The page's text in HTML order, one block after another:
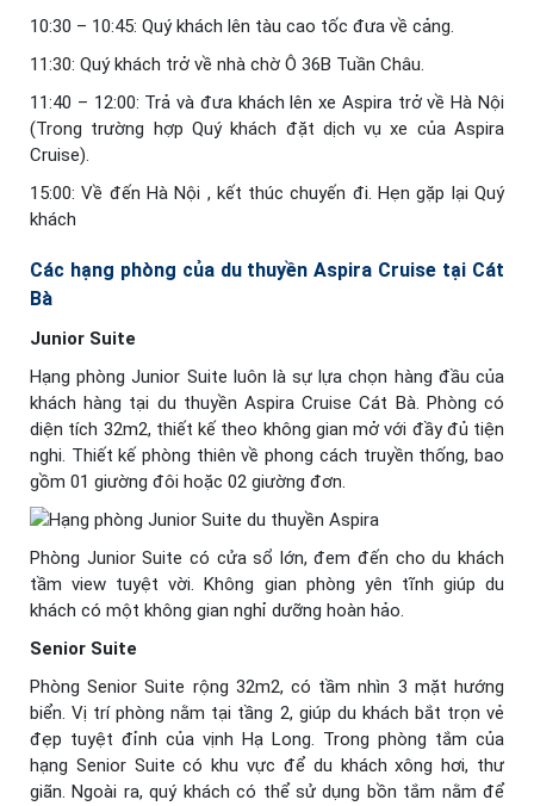
10:30 – 10:45: Quý khách lên tàu cao tốc đưa về cảng.
11:30: Quý khách trở về nhà chờ Ô 36B Tuần Châu.
11:40 – 12:00: Trả và đưa khách lên xe Aspira trở về Hà Nội
(Trong trường hợp Quý khách đặt dịch vụ xe của Aspira
Cruise).
15:00: Về đến Hà Nội , kết thúc chuyến đi. Hẹn gặp lại Quý
khách
Các hạng phòng của du thuyền Aspira Cruise tại Cát
Bà
Junior Suite
Hạng phòng Junior Suite luôn là sự lựa chọn hàng đầu của
khách hàng tại du thuyền Aspira Cruise Cát Bà. Phòng có
diện tích 32m2, thiết kế theo không gian mở với đầy đủ tiện
nghi. Thiết kế phòng thiên về phong cách truyền thống, bao
gồm 01 giường đôi hoặc 02 giường đơn.
Phòng Junior Suite có cửa sổ lớn, đem đến cho du khách
tầm view tuyệt vời. Không gian phòng yên tĩnh giúp du
khách có một không gian nghỉ dưỡng hoàn hảo.
Senior Suite
Phòng Senior Suite rộng 32m2, có tầm nhìn 3 mặt hướng
biển. Vị trí phòng nằm tại tầng 2, giúp du khách bắt trọn vẻ
đẹp tuyệt đỉnh của vịnh Hạ Long. Trong phòng tắm của
hạng Senior Suite có khu vực để du khách xông hơi, thư
giãn. Ngoài ra, quý khách có thể sử dụng bồn tắm nằm để